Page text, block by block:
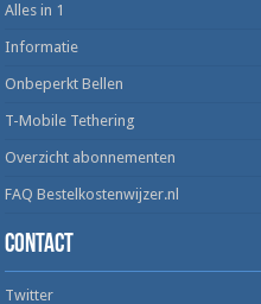
Alles in 1
Informatie
Onbeperkt Bellen
T-Mobile Tethering
Overzicht abonnementen
FAQ Bestelkostenwijzer.nl
Contact
Twitter